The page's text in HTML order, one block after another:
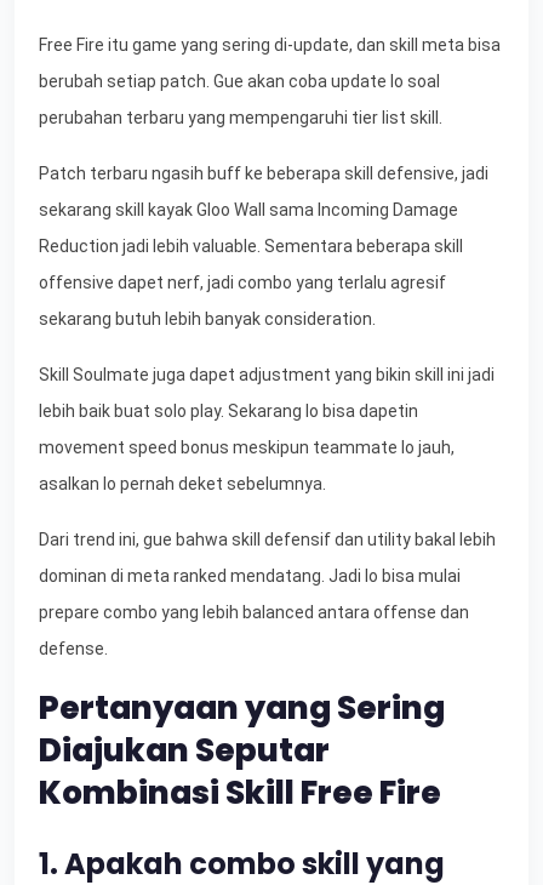
Free Fire itu game yang sering di-update, dan skill meta bisa
berubah setiap patch. Gue akan coba update lo soal
perubahan terbaru yang mempengaruhi tier list skill.
Patch terbaru ngasih buff ke beberapa skill defensive, jadi
sekarang skill kayak Gloo Wall sama Incoming Damage
Reduction jadi lebih valuable. Sementara beberapa skill
offensive dapet nerf, jadi combo yang terlalu agresif
sekarang butuh lebih banyak consideration.
Skill Soulmate juga dapet adjustment yang bikin skill ini jadi
lebih baik buat solo play. Sekarang lo bisa dapetin
movement speed bonus meskipun teammate lo jauh,
asalkan lo pernah deket sebelumnya.
Dari trend ini, gue bahwa skill defensif dan utility bakal lebih
dominan di meta ranked mendatang. Jadi lo bisa mulai
prepare combo yang lebih balanced antara offense dan
defense.
Pertanyaan yang Sering
Diajukan Seputar
Kombinasi Skill Free Fire
1. Apakah combo skill yang